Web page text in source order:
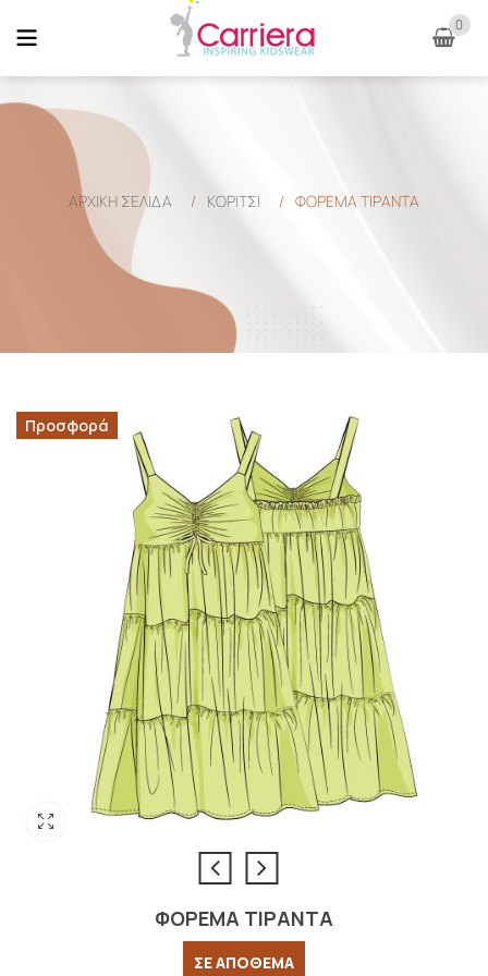
0
ΑΡΧΙΚΉ ΣΕΛΊΔΑ / ΚΟΡΙΤΣΙ / ΦΟΡΕΜΑ ΤΙΡΑΝΤΑ
Προσφορά
ΦΟΡΕΜΑ ΤΙΡΑΝΤΑ
ΣΕ ΑΠΟΘΕΜΑ